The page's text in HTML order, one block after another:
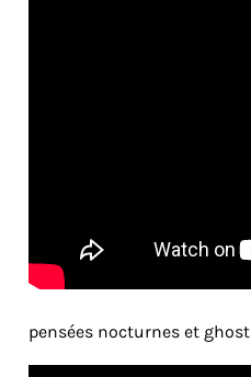
pensées nocturnes et ghost